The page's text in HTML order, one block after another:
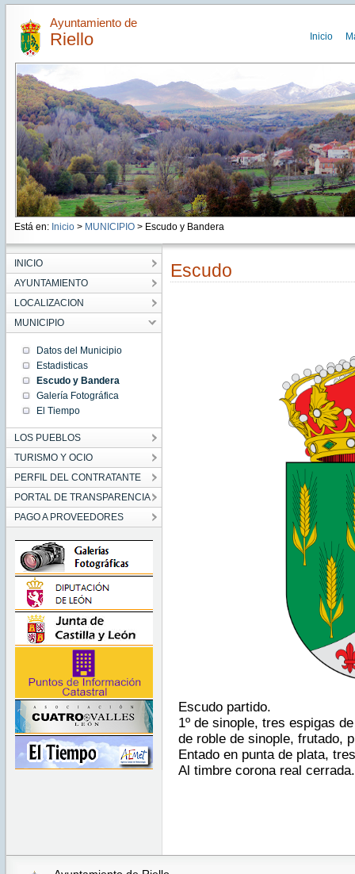
Ayuntamiento de
Riello Inicio
Está en: Inicio > MUNICIPIO> Escudo y Bandera
INICIO
AYUNTAMIENTO
LOCALIZACION
MUNICIPIO
Datos del Municipio
Estadisticas
Escudo y Bandera
Galería Fotográfica
El Tiempo
LOS PUEBLOS
TURISMO Y OCIO
PERFIL DEL CONTRATANTE
PORTAL DE TRANSPARENCIA
PAGO A PROVEEDORES
Escudo
Escudo partido.
1º de sinople, tres espigas
de roble de sinople, frutado,
Entado en punta de plata,
Al timbre corona real cerrada.